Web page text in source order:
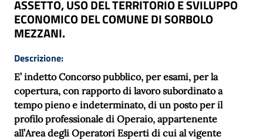
ASSETTO, USO DEL TERRITORIO E SVILUPPO
ECONOMICO DEL COMUNE DI SORBOLO
MEZZANI.
Descrizione:
E’ indetto Concorso pubblico, per esami, per la
copertura, con rapporto di lavoro subordinato a
tempo pieno e indeterminato, di un posto per il
profilo professionale di Operaio, appartenente
all’Area degli Operatori Esperti di cui al vigente